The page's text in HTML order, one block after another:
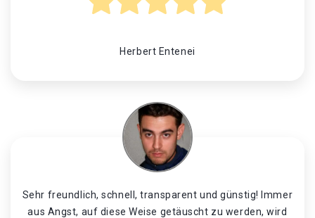
Herbert Entenei
Sehr freundlich, schnell, transparent und günstig! Immer
aus Angst, auf diese Weise getäuscht zu werden, wird